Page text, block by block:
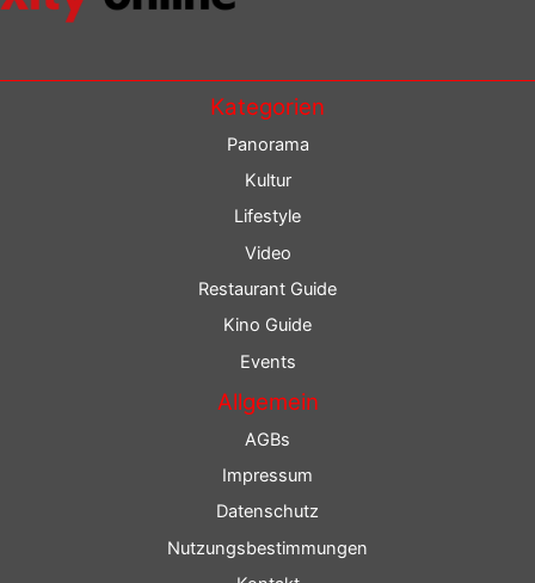
Kategorien
Panorama
Kultur
Lifestyle
Video
Restaurant Guide
Kino Guide
Events
Allgemein
AGBs
Impressum
Datenschutz
Nutzungsbestimmungen